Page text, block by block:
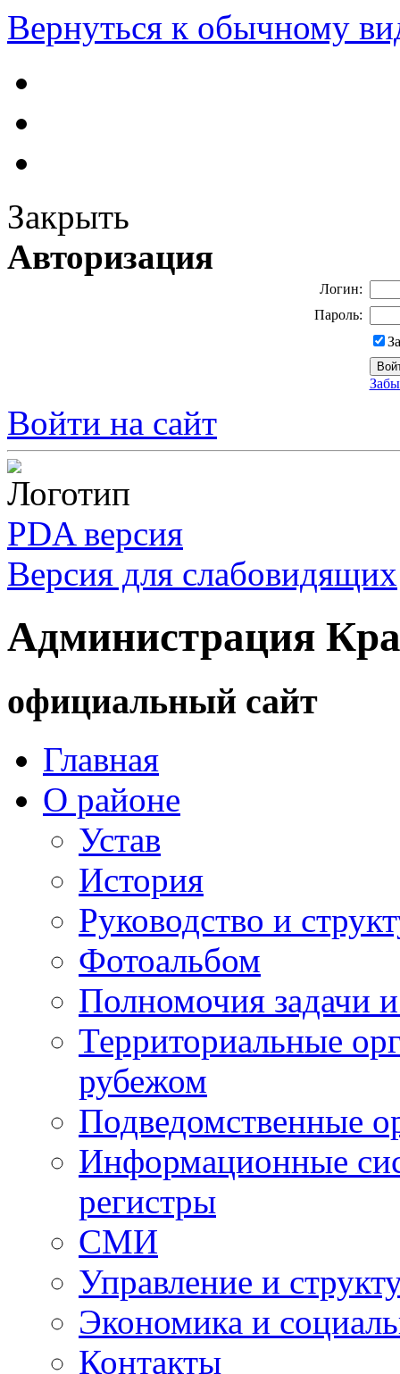
Вернуться к обычному
Закрыть
Авторизация
Логин:
Пароль:
Войти на сайт
PDA версия
Версия для слабовидящих
Администрация
официальный сайт
Главная
О районе
Устав
История
Руководство и
Фотоальбом
Полномочия задачи
Территориальные
рубежом
Подведомственные
Информационные
регистры
СМИ
Управление и
Экономика и
Контакты